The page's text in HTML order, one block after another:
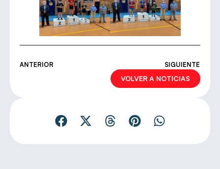
ANTERIOR SIGUIENTE
VOLVER A NOTICIAS